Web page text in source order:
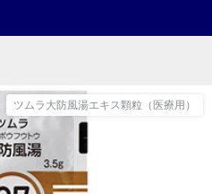
ツムラ大防風湯エキス顆粒（医療用）